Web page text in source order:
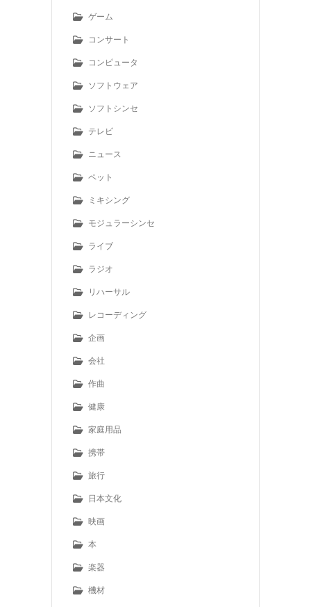
ゲーム
コンサート
コンピュータ
ソフトウェア
ソフトシンセ
テレビ
ニュース
ペット
ミキシング
モジュラーシンセ
ライブ
ラジオ
リハーサル
レコーディング
企画
会社
作曲
健康
家庭用品
携帯
旅行
日本文化
映画
本
楽器
機材